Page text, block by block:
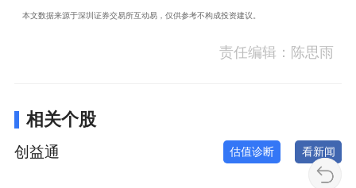
本文数据来源于深圳证券交易所互动易，仅供参考不构成投资建议。
责任编辑：陈思雨
相关个股
创益通 估值诊断 看新闻